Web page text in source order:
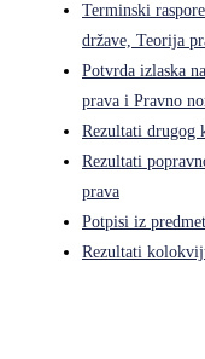
Terminski
države, Teorija
Potvrda izlaska
prava i Pravno
Rezultati drugog
Rezultati
prava
Potpisi iz
Rezultati